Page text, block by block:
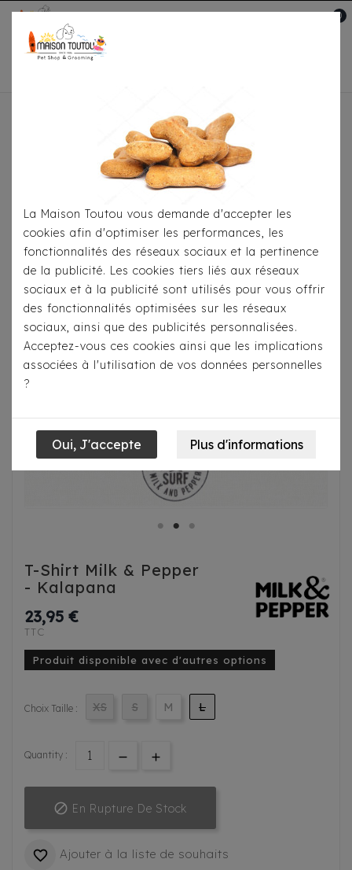
0
Pour S'habiller T-Shirts
& Pepper - Kalapana
T-Shirt Milk & Pepper
- Kalapana
23,95 €
TTC
Produit disponible avec d'autres options
Choix Taille : XS S M L
Quantity :
 En Rupture De Stock
 Ajouter à la liste de souhaits
La Maison Toutou vous demande d'accepter les
cookies afin d'optimiser les performances, les
fonctionnalités des réseaux sociaux et la pertinence
de la publicité. Les cookies tiers liés aux réseaux
sociaux et à la publicité sont utilisés pour vous offrir
des fonctionnalités optimisées sur les réseaux
sociaux, ainsi que des publicités personnalisées.
Acceptez-vous ces cookies ainsi que les implications
associées à l'utilisation de vos données personnelles
?